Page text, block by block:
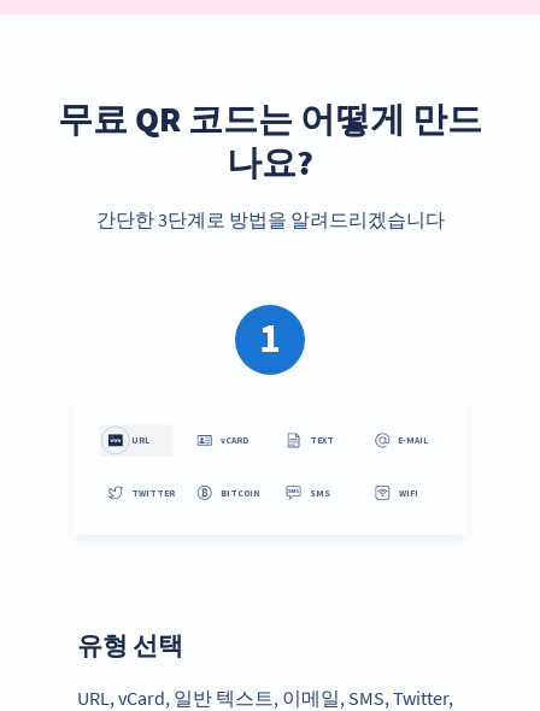
무료 QR 코드는 어떻게 만드
나요?
간단한 3단계로 방법을 알려드리겠습니다
1
유형 선택
URL, vCard, 일반 텍스트, 이메일, SMS, Twitter,